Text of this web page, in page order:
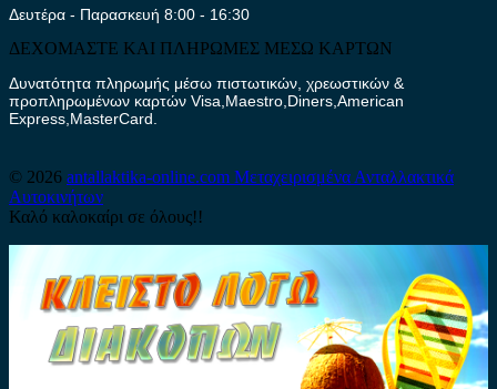
Δευτέρα - Παρασκευή 8:00 - 16:30
ΔΕΧΟΜΑΣΤΕ ΚΑΙ ΠΛΗΡΩΜΕΣ ΜΕΣΩ ΚΑΡΤΩΝ
Δυνατότητα πληρωμής μέσω πιστωτικών, χρεωστικών &
προπληρωμένων καρτών Visa,Maestro,Diners,American
Express,MasterCard.
© 2026 antallaktika-online.com Μεταχειρισμένα Ανταλλακτικά
Αυτοκινήτων
Καλό καλοκαίρι σε όλους!!